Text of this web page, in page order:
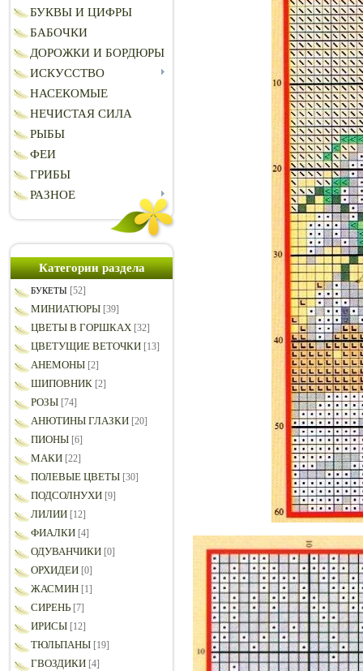
БУКВЫ И ЦИФРЫ
БАБОЧКИ
ДОРОЖКИ И БОРДЮРЫ
ИСКУССТВО
НАСЕКОМЫЕ
НЕЧИСТАЯ СИЛА
РЫБЫ
ФЕИ
ГРИБЫ
РАЗНОЕ
Категории раздела
БУКЕТЫ [52]
МИНИАТЮРЫ [39]
ЦВЕТЫ В ГОРШКАХ [32]
ЦВЕТУЩИЕ ВЕТОЧКИ [13]
АНЕМОНЫ [2]
ШИПОВНИК [2]
РОЗЫ [74]
АНЮТИНЫ ГЛАЗКИ [20]
ПИОНЫ [6]
МАКИ [22]
ПОЛЕВЫЕ ЦВЕТЫ [30]
ПОДСОЛНУХИ [9]
ЛИЛИИ [12]
ФИАЛКИ [4]
ОДУВАНЧИКИ [0]
ОРХИДЕИ [0]
ЖАСМИН [1]
СИРЕНЬ [7]
ИРИСЫ [12]
ТЮЛЬПАНЫ [19]
ГВОЗДИКИ [4]